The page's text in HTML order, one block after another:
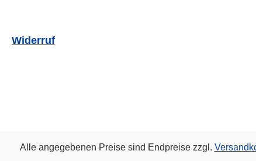
Widerruf
Alle angegebenen Preise sind Endpreise zzgl.